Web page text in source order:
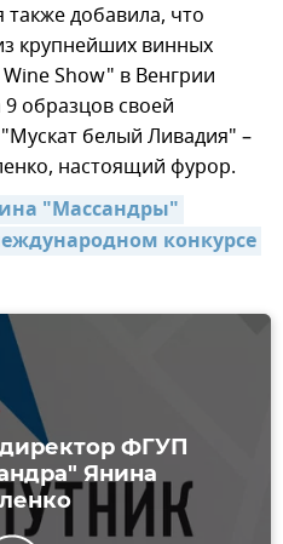
добавила, что
крупнейших винных
Show" в Венгрии
образцов своей
белый Ливадия" –
настоящий фурор.
"Массандры"
конкурсе
ФГУП
Янина